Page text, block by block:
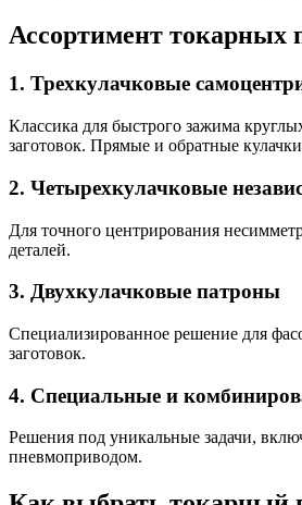
Ассортимент токарных
1. Трехкулачковые
Классика для быстрого зажима
заготовок. Прямые и обратные
2. Четырехкулачковые
Для точного центрирования
деталей.
3. Двухкулачковые патроны
Специализированное решение для
заготовок.
4. Специальные и
Решения под уникальные задачи,
пневмоприводом.